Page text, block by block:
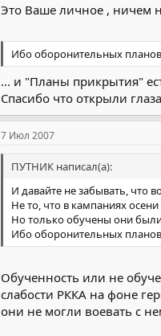
Это Ваше личное , ничем
Ибо оборонительных
... и "Планы прикрытия"
Спасибо что открыли
7 Июл 2007
ПУТНИК написал(а):
И давайте не забывать, что
Не то, что в кампаниях осени
Но только обучены они
Ибо оборонительных
Обученность или не
слабости РККА на фоне
они не могли воевать с